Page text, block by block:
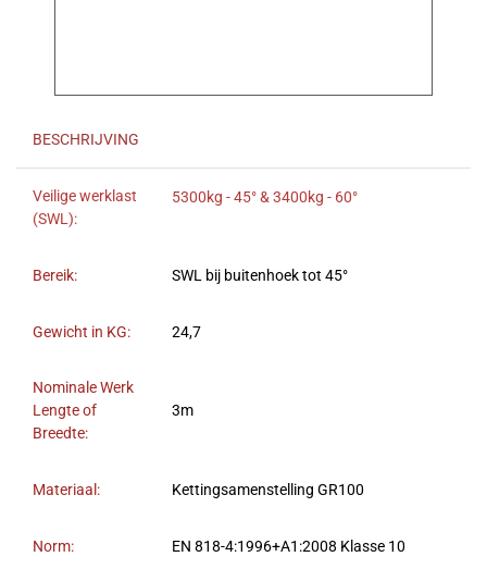
BESCHRIJVING
Veilige werklast
(SWL):
5300kg - 45° & 3400kg - 60°
Bereik: SWL bij buitenhoek tot 45°
Gewicht in KG: 24,7
Nominale Werk
Lengte of
Breedte:
3m
Materiaal: Kettingsamenstelling GR100
Norm: EN 818-4:1996+A1:2008 Klasse 10